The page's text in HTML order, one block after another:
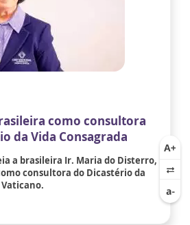
como consultora
da Vida Consagrada
a brasileira Ir. Maria do Disterro,
consultora do Dicastério da
Vaticano.